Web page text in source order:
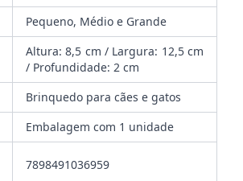
Pequeno, Médio e Grande
Altura: 8,5 cm / Largura: 12,5 cm
/ Profundidade: 2 cm
Brinquedo para cães e gatos
Embalagem com 1 unidade
7898491036959